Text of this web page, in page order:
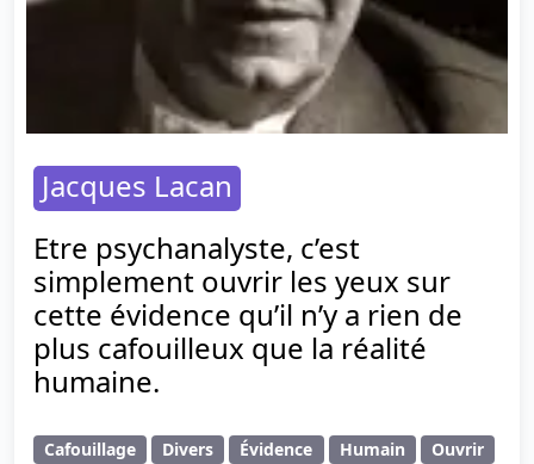
Jacques Lacan
Etre psychanalyste, c’est
simplement ouvrir les yeux sur
cette évidence qu’il n’y a rien de
plus cafouilleux que la réalité
humaine.
Cafouillage Divers Évidence Humain Ouvrir